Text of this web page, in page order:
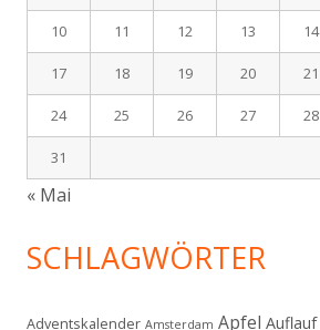
10 11 12 13 14
17 18 19 20 21
24 25 26 27 28
31
« Mai
SCHLAGWÖRTER
Adventskalender Amsterdam Apfel Auflauf